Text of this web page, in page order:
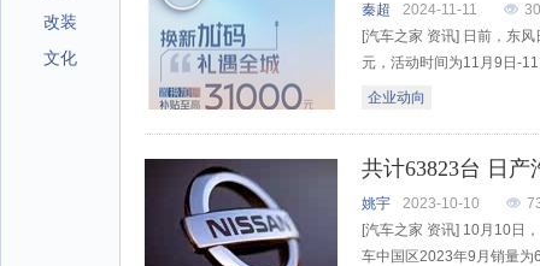
改装
文化
秦超 2024-11-11
[汽车之家 资讯] 日前，东
元，活动时间为11月9日-
企业动向
共计63823台 日
姚宇 2023-10-10
[汽车之家 资讯] 10月10日
车中国区2023年9月销量为